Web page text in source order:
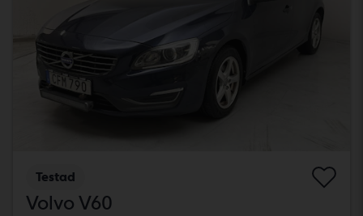
Testad
Volvo V60